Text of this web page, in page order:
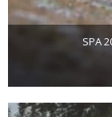
SPA